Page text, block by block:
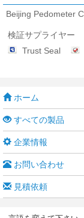
Beijing Pedometer
検証サプライヤー
Trust Seal
ホーム
すべての製品
企業情報
お問い合わせ
見積依頼